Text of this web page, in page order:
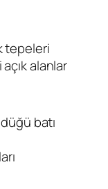
tepeleri
alanlar
batı